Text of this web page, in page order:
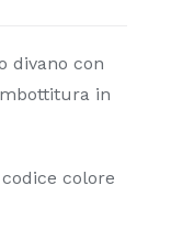
divano con
in
colore